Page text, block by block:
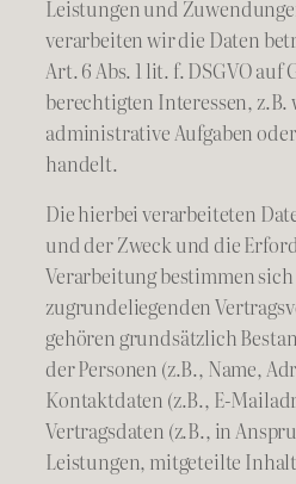
Leistungen und
verarbeiten wir die Daten
Art. 6 Abs. 1 lit. f. DSGVO
berechtigten Interessen, z.B.
administrative Aufgaben
handelt.
Die hierbei verarbeiteten
und der Zweck und die
Verarbeitung bestimmen
zugrundeliegenden
gehören grundsätzlich
der Personen (z.B., Name,
Kontaktdaten (z.B., E-
Vertragsdaten (z.B., in
Leistungen, mitgeteilte